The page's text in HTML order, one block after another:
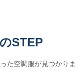
STEP
た空調服が見つかりま